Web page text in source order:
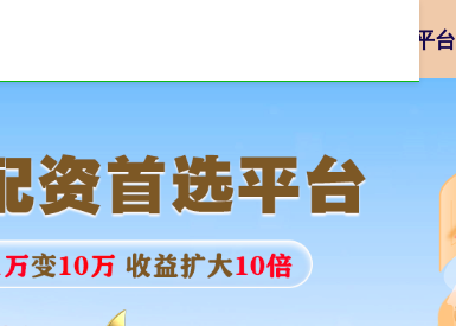
最大的合法配资平台